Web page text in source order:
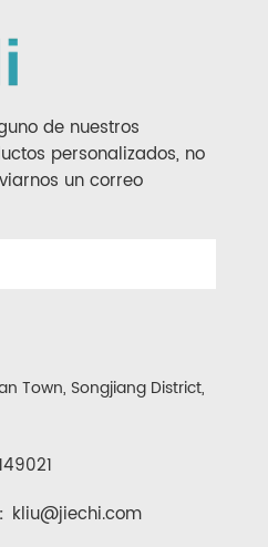
de nuestros
personalizados, no
un correo
Town, Songjiang District,
kliu@jiechi.com